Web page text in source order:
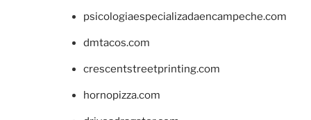
psicologiaespecializadaencampeche.com
dmtacos.com
crescentstreetprinting.com
hornopizza.com